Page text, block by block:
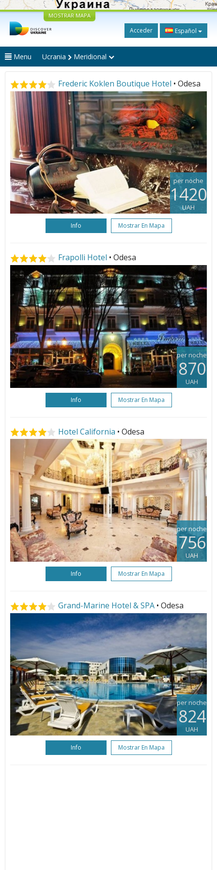
MOSTRAR MAPA
Acceder Español
Menu Ucrania Meridional
Frederic Koklen Boutique Hotel • Odesa
per noche
1420
UAH
Info Mostrar En Mapa
Frapolli Hotel • Odesa
per noche
870
UAH
Info Mostrar En Mapa
Hotel California • Odesa
per noche
756
UAH
Info Mostrar En Mapa
Grand-Marine Hotel & SPA • Odesa
per noche
824
UAH
Info Mostrar En Mapa